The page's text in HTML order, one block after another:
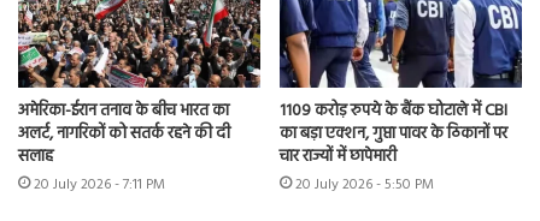
अमेरिका-ईरान तनाव के बीच भारत का
अलर्ट, नागरिकों को सतर्क रहने की दी
सलाह
20 July 2026 - 7:11 PM
1109 करोड़ रुपये के बैंक घोटाले में CBI
का बड़ा एक्शन, गुप्ता पावर के ठिकानों पर
चार राज्यों में छापेमारी
20 July 2026 - 5:50 PM